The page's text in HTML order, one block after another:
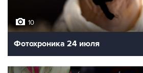
10
Фотохроника 24 июля